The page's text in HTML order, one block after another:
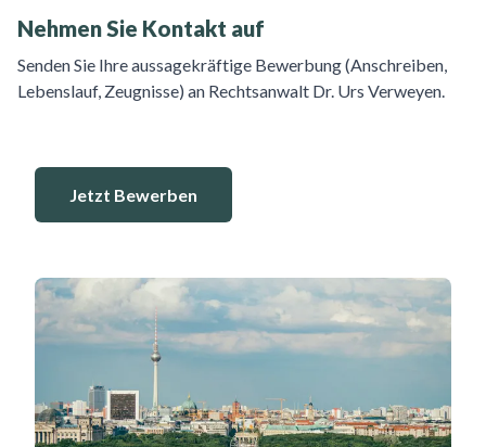
Nehmen Sie Kontakt auf
Senden Sie Ihre aussagekräftige Bewerbung (Anschreiben,
Lebenslauf, Zeugnisse) an Rechtsanwalt Dr. Urs Verweyen.
Jetzt Bewerben